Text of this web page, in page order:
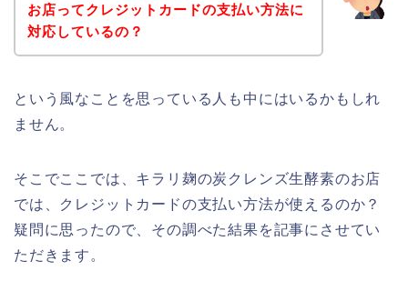
お店ってクレジットカードの支払い方法に
対応しているの？
という風なことを思っている人も中にはいるかもしれ
ません。
そこでここでは、キラリ麹の炭クレンズ生酵素のお店
では、クレジットカードの支払い方法が使えるのか？
疑問に思ったので、その調べた結果を記事にさせてい
ただきます。